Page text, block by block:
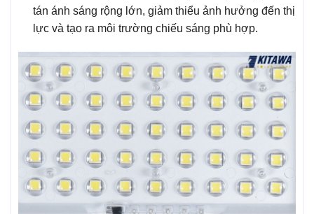
tán ánh sáng rộng lớn, giảm thiểu ảnh hưởng đến thị
lực và tạo ra môi trường chiếu sáng phù hợp.